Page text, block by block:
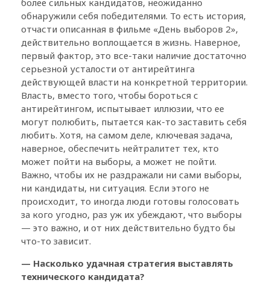
обнаружили себя победителями. То есть история,
отчасти описанная в фильме «День выборов 2»,
действительно воплощается в жизнь. Наверное,
первый фактор, это все-таки наличие достаточно
серьезной усталости от антирейтинга
действующей власти на конкретной территории.
Власть, вместо того, чтобы бороться с
антирейтингом, испытывает иллюзии, что ее
могут полюбить, пытается как-то заставить себя
любить. Хотя, на самом деле, ключевая задача,
наверное, обеспечить нейтралитет тех, кто
может пойти на выборы, а может не пойти.
Важно, чтобы их не раздражали ни сами выборы,
ни кандидаты, ни ситуация. Если этого не
происходит, то иногда люди готовы голосовать
за кого угодно, раз уж их убеждают, что выборы
— это важно, и от них действительно будто бы
что-то зависит.
— Насколько удачная стратегия выставлять
технического кандидата?